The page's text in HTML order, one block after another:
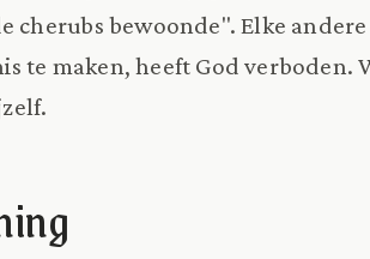
cherubs bewoonde". Elke
te maken, heeft God verboden.